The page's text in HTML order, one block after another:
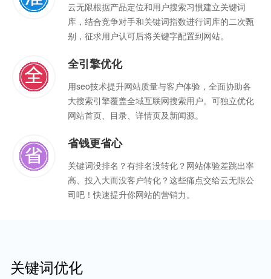
云无限根据产品定位和用户搜索习惯建立关键词
库，结合竞争对手和关键词指数进行词库的二次甄
别，征求用户认可后将关键字配置到网站。
全引擎优化
用seo技术提升网站质量与客户体验，全面协助各
大搜索引擎覆盖全域互联网搜索用户。可独立优化
网站首页、目录、详情页及新闻源。
省钱更省心
关键词没排名？有排名没转化？网站体验差跳出率
高、投入大而没客户转化？这些痛点交给云无限公
司吧！快速提升你网站的营销力。
关键词优化